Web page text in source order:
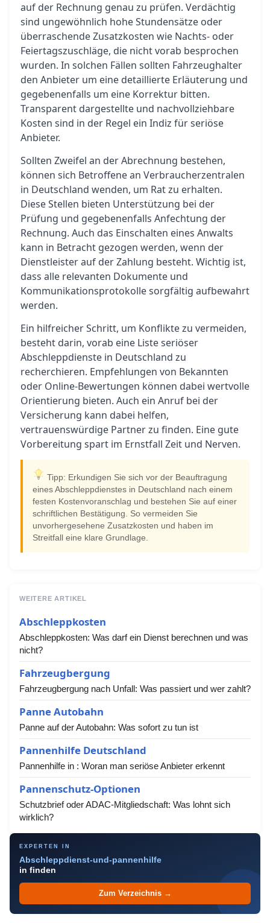
auf der Rechnung genau zu prüfen. Verdächtig
sind ungewöhnlich hohe Stundensätze oder
überraschende Zusatzkosten wie Nachts- oder
Feiertagszuschläge, die nicht vorab besprochen
wurden. In solchen Fällen sollten Fahrzeughalter
den Anbieter um eine detaillierte Erläuterung und
gegebenenfalls um eine Korrektur bitten.
Transparent dargestellte und nachvollziehbare
Kosten sind in der Regel ein Indiz für seriöse
Anbieter.
Sollten Zweifel an der Abrechnung bestehen,
können sich Betroffene an Verbraucherzentralen
in Deutschland wenden, um Rat zu erhalten.
Diese Stellen bieten Unterstützung bei der
Prüfung und gegebenenfalls Anfechtung der
Rechnung. Auch das Einschalten eines Anwalts
kann in Betracht gezogen werden, wenn der
Dienstleister auf der Zahlung besteht. Wichtig ist,
dass alle relevanten Dokumente und
Kommunikationsprotokolle sorgfältig aufbewahrt
werden.
Ein hilfreicher Schritt, um Konflikte zu vermeiden,
besteht darin, vorab eine Liste seriöser
Abschleppdienste in Deutschland zu
recherchieren. Empfehlungen von Bekannten
oder Online-Bewertungen können dabei wertvolle
Orientierung bieten. Auch ein Anruf bei der
Versicherung kann dabei helfen,
vertrauenswürdige Partner zu finden. Eine gute
Vorbereitung spart im Ernstfall Zeit und Nerven.
Tipp: Erkundigen Sie sich vor der Beauftragung
eines Abschleppdienstes in Deutschland nach einem
festen Kostenvoranschlag und bestehen Sie auf einer
schriftlichen Bestätigung. So vermeiden Sie
unvorhergesehene Zusatzkosten und haben im
Streitfall eine klare Grundlage.
WEITERE ARTIKEL
Abschleppkosten
Abschleppkosten: Was darf ein Dienst berechnen und was
nicht?
Fahrzeugbergung
Fahrzeugbergung nach Unfall: Was passiert und wer zahlt?
Panne Autobahn
Panne auf der Autobahn: Was sofort zu tun ist
Pannenhilfe Deutschland
Pannenhilfe in : Woran man seriöse Anbieter erkennt
Pannenschutz-Optionen
Schutzbrief oder ADAC-Mitgliedschaft: Was lohnt sich
wirklich?
EXPERTEN IN
Abschleppdienst-und-pannenhilfe
in finden
Zum Verzeichnis →